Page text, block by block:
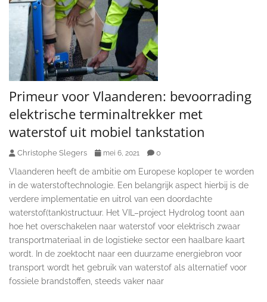
Primeur voor Vlaanderen: bevoorrading
elektrische terminaltrekker met
waterstof uit mobiel tankstation
Christophe Slegers mei 6, 2021 0
Vlaanderen heeft de ambitie om Europese koploper te worden
in de waterstoftechnologie. Een belangrijk aspect hierbij is de
verdere implementatie en uitrol van een doordachte
waterstof(tank)structuur. Het VIL–project Hydrolog toont aan
hoe het overschakelen naar waterstof voor elektrisch zwaar
transportmateriaal in de logistieke sector een haalbare kaart
wordt. In de zoektocht naar een duurzame energiebron voor
transport wordt het gebruik van waterstof als alternatief voor
fossiele brandstoffen, steeds vaker naar